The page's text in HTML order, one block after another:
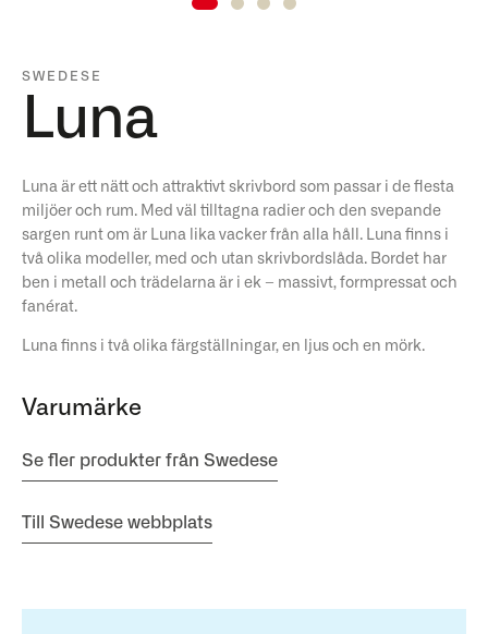
SWEDESE
Luna
Luna är ett nätt och attraktivt skrivbord som passar i de flesta
miljöer och rum. Med väl tilltagna radier och den svepande
sargen runt om är Luna lika vacker från alla håll. Luna finns i
två olika modeller, med och utan skrivbordslåda. Bordet har
ben i metall och trädelarna är i ek – massivt, formpressat och
fanérat.
Luna finns i två olika färgställningar, en ljus och en mörk.
Varumärke
Se fler produkter från Swedese
Till Swedese webbplats